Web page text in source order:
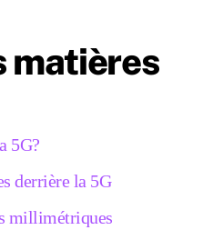
matières
5G?
derrière la 5G
millimétriques